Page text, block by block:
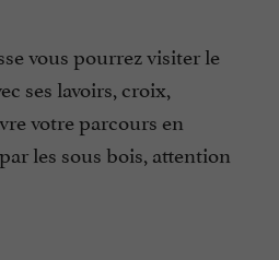
vous pourrez visiter le
ses lavoirs, croix,
votre parcours en
les sous bois, attention